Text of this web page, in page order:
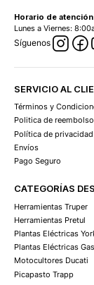
Horario de
Lunes a Viernes:
Síguenos
SERVICIO AL
Términos y
Politica de reembolso
Política de privacidad
Envíos
Pago Seguro
CATEGORÍAS
Herramientas Truper
Herramientas Pretul
Plantas Eléctricas
Plantas Eléctricas
Motocultores Ducati
Picapasto Trapp